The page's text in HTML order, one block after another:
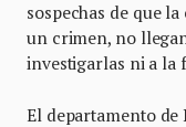
sospechas de que
un crimen, no
investigarlas ni a la
El departamento de